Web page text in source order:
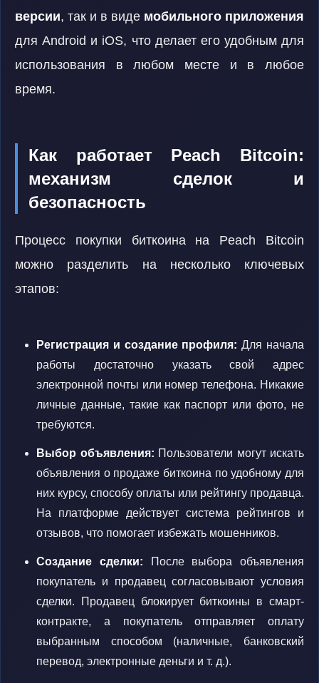
версии, так и в виде мобильного приложения
для Android и iOS, что делает его удобным для
использования в любом месте и в любое
время.
Как работает Peach Bitcoin:
механизм сделок и
безопасность
Процесс покупки биткоина на Peach Bitcoin
можно разделить на несколько ключевых
этапов:
Регистрация и создание профиля: Для начала
работы достаточно указать свой адрес
электронной почты или номер телефона. Никакие
личные данные, такие как паспорт или фото, не
требуются.
Выбор объявления: Пользователи могут искать
объявления о продаже биткоина по удобному для
них курсу, способу оплаты или рейтингу продавца.
На платформе действует система рейтингов и
отзывов, что помогает избежать мошенников.
Создание сделки: После выбора объявления
покупатель и продавец согласовывают условия
сделки. Продавец блокирует биткоины в смарт-
контракте, а покупатель отправляет оплату
выбранным способом (наличные, банковский
перевод, электронные деньги и т. д.).